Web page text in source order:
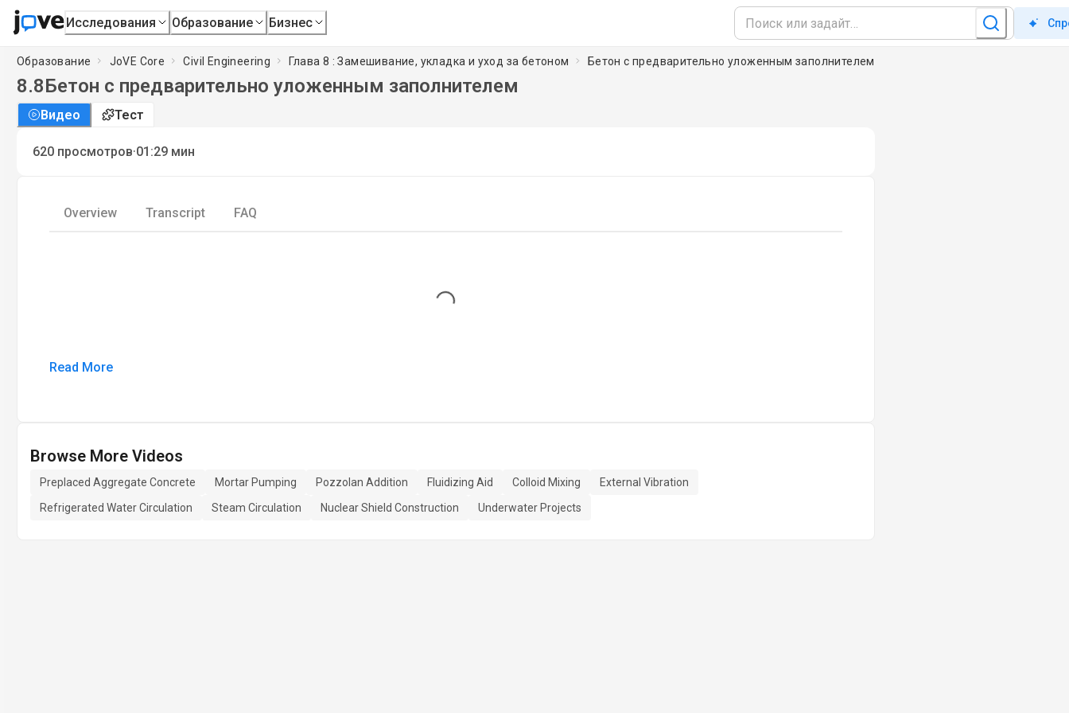
Исследования Образование Бизнес
Образование JoVE Core Civil Engineering Глава 8 : Замешивание, укладка и уход за бетоном Бетон с предварительно уложенным заполнителем
8.8Бетон с предварительно уложенным заполнителем
Видео Тест
620 просмотров·01:29 мин
Overview Transcript FAQ
Loading...
Read More
Browse More Videos
Preplaced Aggregate Concrete Mortar Pumping Pozzolan Addition Fluidizing Aid Colloid Mixing
External Vibration
Refrigerated Water Circulation
Steam Circulation Nuclear Shield Construction Underwater Projects